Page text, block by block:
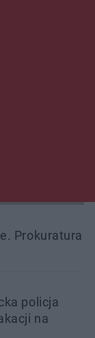
Prokuratura
policja
na